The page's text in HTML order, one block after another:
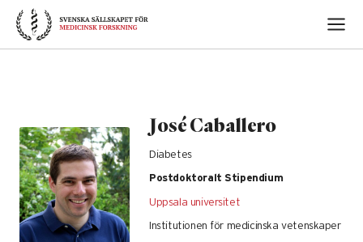
Skip
content
José Caballero
Diabetes
Postdoktoralt Stipendium
Uppsala universitet
Institutionen för medicinska vetenskaper